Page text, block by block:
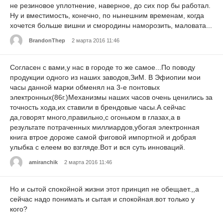
не резиновое уплотнение, наверное, до сих пор бы работал.
Ну и вместимость, конечно, по нынешним временам, когда
хочется больше вишни и смородины наморозить, маловата...
BrandonThep 2 марта 2016 11:46
Согласен с вами,у нас в городе то же самое...По поводу
продукции одного из наших заводов,ЗиМ. В Эфиопии мои
часы данной марки обменял на 3-е понтовых
электронных(86г.)Механизмы наших часов очень ценились за
точность хода,их ставили в брендовые часы.А сейчас
да,говорят много,правильно,с огоньком в глазах,а в
результате потраченных миллиардов,убогая электронная
книга втрое дороже самой фиговой импортной и добрая
улыбка с елеем во взгляде.Вот и вся суть инноваций.
amiranchik 2 марта 2016 11:46
Но и сытой спокойной жизни этот принцип не обещает.,,а
сейчас надо понимать и сытая и спокойная.вот только у
кого?